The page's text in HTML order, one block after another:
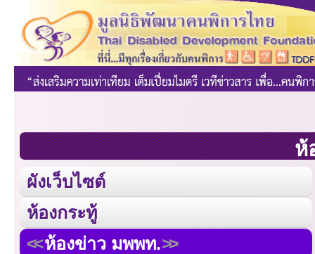
ห้
ผังเว็บไซต์
ห้องกระทู้
ห้องข่าว มพพท.